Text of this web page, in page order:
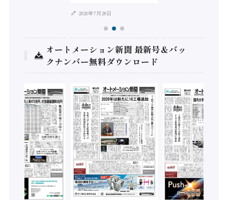
2026年7月28日
オートメーション新聞 最新号＆バッ
クナンバー無料ダウンロード